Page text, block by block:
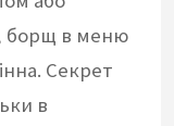
борщ в меню
Секрет
в